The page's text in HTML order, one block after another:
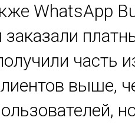
WhatsApp
часть
выше,